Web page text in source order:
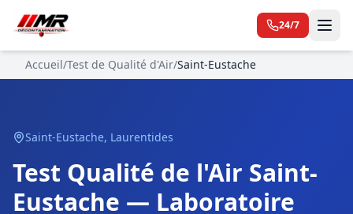
24/7
Accueil/Test de Qualité d'Air/Saint-Eustache
Saint-Eustache, Laurentides
Test Qualité de l'Air Saint-
Eustache — Laboratoire